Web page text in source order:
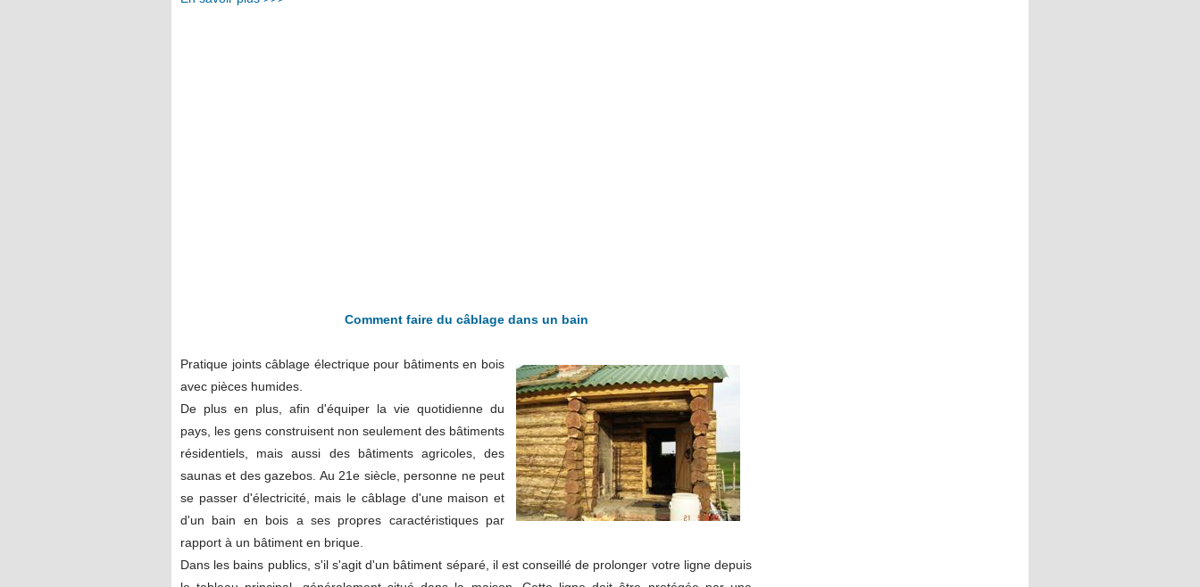
Comment faire du câblage dans un bain
Pratique jointscâblage électrique pour bâtiments en bois
avec pièces humides.
De plus en plus, afin d'équiper la vie quotidienne du
pays, les gens construisent non seulement des bâtiments
résidentiels, mais aussi des bâtiments agricoles, des
saunas et des gazebos. Au 21e siècle, personne ne peut
se passer d'électricité, mais le câblage d'une maison et
d'un bain en bois a ses propres caractéristiques par
rapport à un bâtiment en brique.
Dans les bains publics, s'il s'agit d'un bâtiment séparé, il est conseillé de prolonger votre ligne depuis